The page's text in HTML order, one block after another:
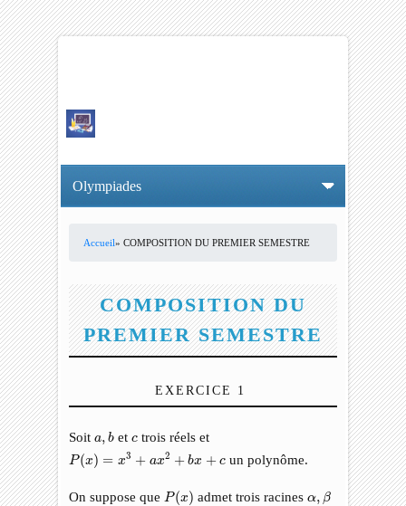
Accueil» COMPOSITION DU PREMIER SEMESTRE
COMPOSITION DU
PREMIER SEMESTRE
EXERCICE 1
Soita, b
b etc
c trois réels et
P(x) = x3 + ax2 + bx + c
P(x = a x+ un polynôme.
On suppose que P(x)
P(x admet trois racinesα, β
β